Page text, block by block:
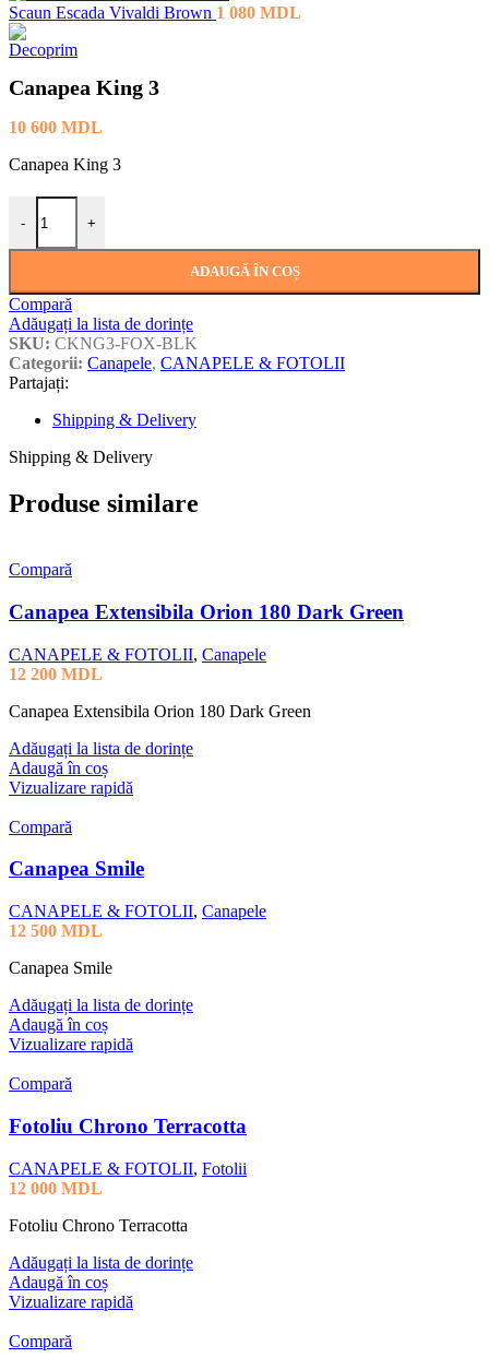
Scaun Escada Vivaldi Brown 1 080 MDL
Canapea King 3
10 600 MDL
Canapea King 3
-
Cantitate Canapea King 3
+
ADAUGĂ ÎN COȘ
Compară
Adăugați la lista de dorințe
SKU: CKNG3-FOX-BLK
Categorii: Canapele, CANAPELE & FOTOLII
Partajați:
Shipping & Delivery
Shipping & Delivery
Produse similare
Compară
Canapea Extensibila Orion 180 Dark Green
CANAPELE & FOTOLII, Canapele
12 200 MDL
Canapea Extensibila Orion 180 Dark Green
Adăugați la lista de dorințe
Adaugă în coș
Vizualizare rapidă
Compară
Canapea Smile
CANAPELE & FOTOLII, Canapele
12 500 MDL
Canapea Smile
Adăugați la lista de dorințe
Adaugă în coș
Vizualizare rapidă
Compară
Fotoliu Chrono Terracotta
CANAPELE & FOTOLII, Fotolii
12 000 MDL
Fotoliu Chrono Terracotta
Adăugați la lista de dorințe
Adaugă în coș
Vizualizare rapidă
Compară